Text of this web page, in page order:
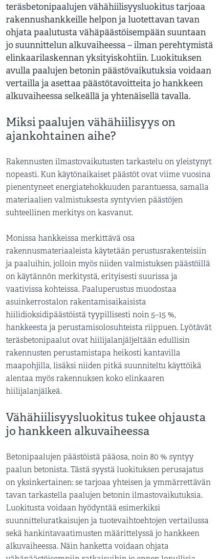
teräsbetonipaalujen vähähiilisyysluokitus tarjoaa
rakennushankkeille helpon ja luotettavan tavan
ohjata paalutusta vähäpäästöisempään suuntaan
jo suunnittelun alkuvaiheessa – ilman perehtymistä
elinkaarilaskennan yksityiskohtiin. Luokituksen
avulla paalujen betonin päästövaikutuksia voidaan
vertailla ja asettaa päästötavoitteita jo hankkeen
alkuvaiheessa selkeällä ja yhtenäisellä tavalla.
Miksi paalujen vähähiilisyys on
ajankohtainen aihe?
Rakennusten ilmastovaikutusten tarkastelu on yleistynyt
nopeasti. Kun käytönaikaiset päästöt ovat viime vuosina
pienentyneet energiatehokkuuden parantuessa, samalla
materiaalien valmistuksesta syntyvien päästöjen
suhteellinen merkitys on kasvanut.
Monissa hankkeissa merkittävä osa
rakennusmateriaaleista käytetään perustusrakenteisiin
ja paaluihin, jolloin myös niiden valmistuksen päästöillä
on käytännön merkitystä, erityisesti suurissa ja
vaativissa kohteissa. Paaluperustus muodostaa
asuinkerrostalon rakentamisaikaisista
hiilidioksidipäästöistä tyypillisesti noin 5–15 %,
hankkeesta ja perustamisolosuhteista riippuen. Lyötävät
teräsbetonipaalut ovat hiilijalanjäljeltään edullisin
rakennusten perustamistapa heikosti kantavilla
maapohjilla, lisäksi niiden pitkä suunniteltu käyttöikä
alentaa myös rakennuksen koko elinkaaren
hiilijalanjälkeä.
Vähähiilisyysluokitus tukee ohjausta
jo hankkeen alkuvaiheessa
Betonipaalujen päästöistä pääosa, noin 80 % syntyy
paalun betonista. Tästä syystä luokituksen perusajatus
on yksinkertainen: se tarjoaa yhteisen ja ymmärrettävän
tavan tarkastella paalujen betonin ilmastovaikutuksia.
Luokitusta voidaan hyödyntää esimerkiksi
suunnitteluratkaisujen ja tuotevaihtoehtojen vertailussa
sekä hankintavaatimusten määrittelyssä jo hankkeen
alkuvaiheessa. Näin hanketta voidaan ohjata